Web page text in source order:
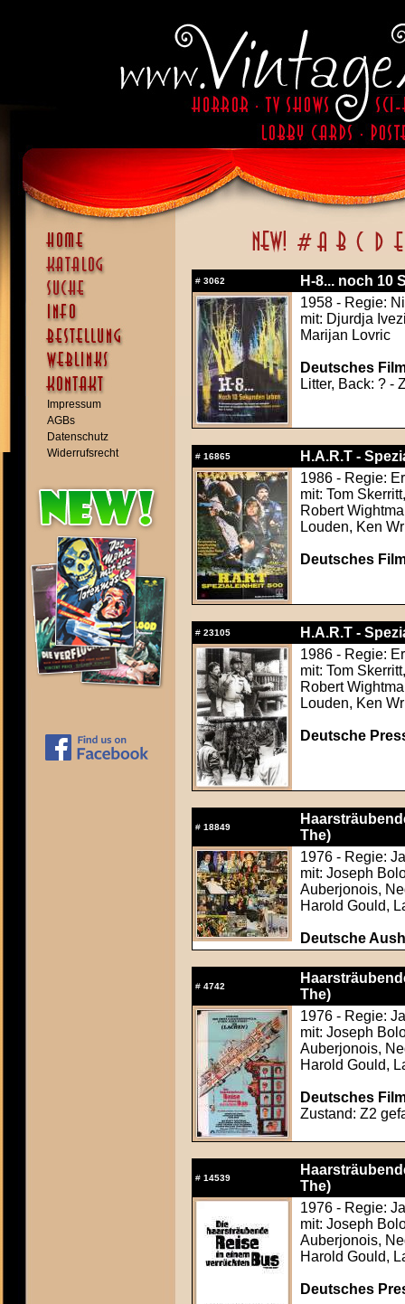
Impressum
AGBs
Datenschutz
Widerrufsrecht
# 3062
H-8... noch 10
1958 - Regie:
mit: Djurdja
Marijan Lovric
Deutsches
Litter, Back: ? -
# 16865
H.A.R.T -
1986 - Regie:
mit: Tom
Robert
Louden, Ken
Deutsches
# 23105
H.A.R.T -
1986 - Regie:
mit: Tom
Robert
Louden, Ken
Deutsche
# 18849
The)
1976 - Regie:
mit: Joseph
Auberjonois,
Harold Gould,
Deutsche
# 4742
The)
1976 - Regie:
mit: Joseph
Auberjonois,
Harold Gould,
Deutsches
Zustand: Z2
# 14539
The)
1976 - Regie:
mit: Joseph
Auberjonois,
Harold Gould,
Deutsches